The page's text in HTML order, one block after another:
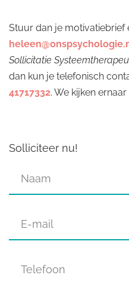
Stuur dan je motivatiebrief
Sollicitatie
dan kun je telefonisch
41717332. We kijken
Solliciteer nu!